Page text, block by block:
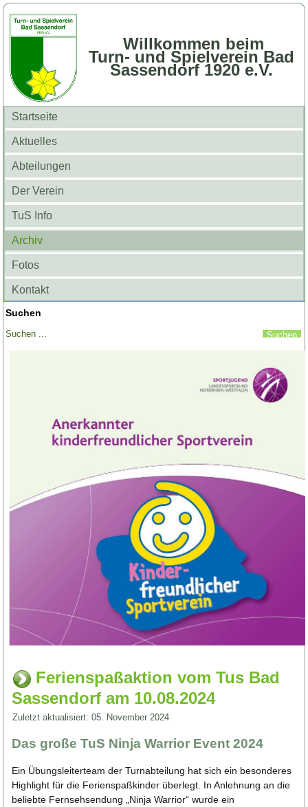
Willkommen beim
Turn- und Spielverein Bad
Sassendorf 1920 e.V.
Startseite
Aktuelles
Abteilungen
Der Verein
TuS Info
Archiv
Fotos
Kontakt
Suchen
Ferienspaßaktion vom Tus Bad
Sassendorf am 10.08.2024
Zuletzt aktualisiert: 05. November 2024
Das große TuS Ninja Warrior Event 2024
Ein Übungsleiterteam der Turnabteilung hat sich ein besonderes
Highlight für die Ferienspaßkinder überlegt. In Anlehnung an die
beliebte Fernsehsendung „Ninja Warrior“ wurde ein